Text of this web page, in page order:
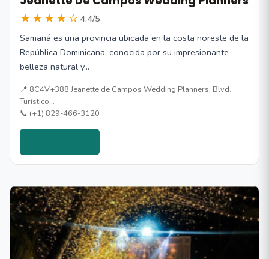
★★★★☆ 4.4/5
Samaná es una provincia ubicada en la costa noreste de la
República Dominicana, conocida por su impresionante
belleza natural y…
📍 8C4V+388 Jeanette de Campos Wedding Planners, Blvd.
Turístico…
📞 (+1) 829-466-3120